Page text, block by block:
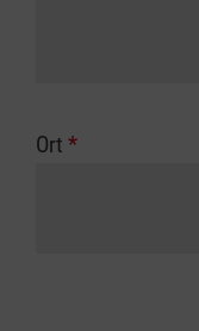
Ort *